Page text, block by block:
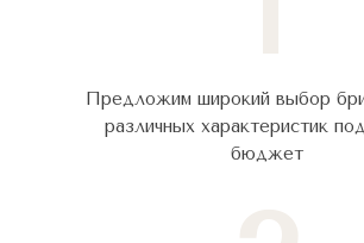
Предложим широкий выбор
различных характеристик
бюджет